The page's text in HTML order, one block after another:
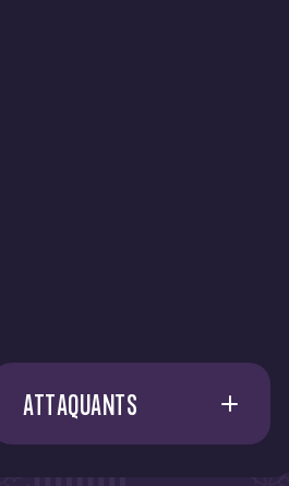
ATTAQUANTS